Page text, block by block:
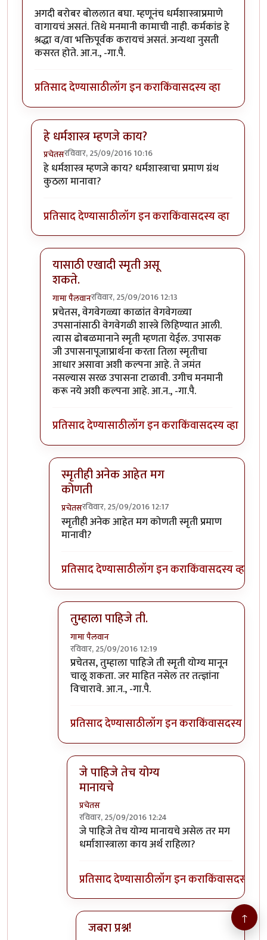
अगदी बरोबर बोललात बघा. म्हणूनंच धर्मशास्त्राप्रमाणे
वागायचं असतं. तिथे मनमानी कामाची नाही. कर्मकांड हे
श्रद्धा व/वा भक्तिपूर्वक करायचं असतं. अन्यथा नुसती
कसरत होते. आ.न., -गा.पै.
प्रतिसाद देण्यासाठीलॉग इन कराकिंवासदस्य व्हा
हे धर्मशास्त्र म्हणजे काय?
प्रचेतसरविवार, 25/09/2016 10:16
In reply toकर्मकांड का करावे?byगामा पैलवान
हे धर्मशास्त्र म्हणजे काय? धर्मशास्त्राचा प्रमाण ग्रंथ
कुठला मानावा?
प्रतिसाद देण्यासाठीलॉग इन कराकिंवासदस्य व्हा
यासाठी एखादी स्मृती असू
शकते.
गामा पैलवानरविवार, 25/09/2016 12:13
In reply toहे धर्मशास्त्र म्हणजे काय?by
प्रचेतस, वेगवेगळ्या काळांत वेगवेगळ्या
उपसानांसाठी वेगवेगळी शास्त्रे लिहिण्यात आली.
त्यास ढोबळमानाने स्मृती म्हणता येईल. उपासक
जी उपासनापूजाप्रार्थना करता तिला स्मृतीचा
आधार असावा अशी कल्पना आहे. ते जमंत
नसल्यास सरळ उपासना टाळावी. उगीच मनमानी
करू नये अशी कल्पना आहे. आ.न., -गा.पै.
प्रतिसाद देण्यासाठीलॉग इन कराकिंवासदस्य व्हा
स्मृतीही अनेक आहेत मग
कोणती
प्रचेतसरविवार, 25/09/2016 12:17
In reply toयासाठी एखादी स्मृती असू शकते.
स्मृतीही अनेक आहेत मग कोणती स्मृती प्रमाण
मानावी?
प्रतिसाद देण्यासाठीलॉग इन कराकिंवासदस्य व्हा
तुम्हाला पाहिजे ती.
गामा पैलवान
रविवार, 25/09/2016 12:19
In reply toस्मृतीही अनेक आहेत मग कोणती
प्रचेतस, तुम्हाला पाहिजे ती स्मृती योग्य मानून
चालू शकता. जर माहित नसेल तर तत्ज्ञांना
विचारावे. आ.न., -गा.पै.
प्रतिसाद देण्यासाठीलॉग इन कराकिंवासदस्य व्हा
जे पाहिजे तेच योग्य
मानायचे
प्रचेतस
रविवार, 25/09/2016 12:24
In reply toतुम्हाला पाहिजे ती.byगामा पैलवान
जे पाहिजे तेच योग्य मानायचे असेल तर मग
धर्माशास्त्राला काय अर्थ राहिला?
प्रतिसाद देण्यासाठीलॉग इन कराकिंवासदस्य व्हा
जबरा प्रश्न!
↑